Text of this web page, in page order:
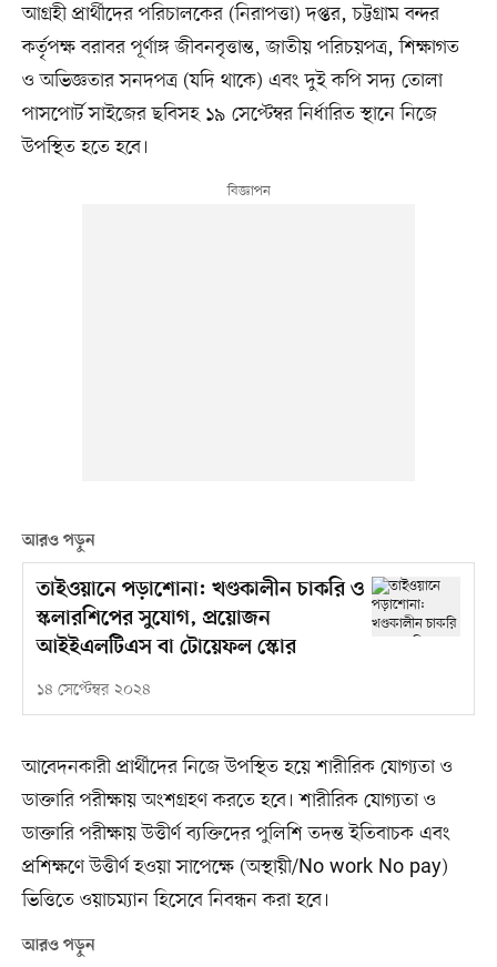
আগ্রহী প্রার্থীদের পরিচালকের (নিরাপত্তা) দপ্তর, চট্টগ্রাম বন্দর
কর্তৃপক্ষ বরাবর পূর্ণাঙ্গ জীবনবৃত্তান্ত, জাতীয় পরিচয়পত্র, শিক্ষাগত
ও অভিজ্ঞতার সনদপত্র (যদি থাকে) এবং দুই কপি সদ্য তোলা
পাসপোর্ট সাইজের ছবিসহ ১৯ সেপ্টেম্বর নির্ধারিত স্থানে নিজে
উপস্থিত হতে হবে।
আরও পড়ুন
তাইওয়ানে পড়াশোনা: খণ্ডকালীন চাকরি ও
স্কলারশিপের সুযোগ, প্রয়োজন
আইইএলটিএস বা টোয়েফল স্কোর
১৪ সেপ্টেম্বর ২০২৪
আবেদনকারী প্রার্থীদের নিজে উপস্থিত হয়ে শারীরিক যোগ্যতা ও
ডাক্তারি পরীক্ষায় অংশগ্রহণ করতে হবে। শারীরিক যোগ্যতা ও
ডাক্তারি পরীক্ষায় উত্তীর্ণ ব্যক্তিদের পুলিশি তদন্ত ইতিবাচক এবং
প্রশিক্ষণে উত্তীর্ণ হওয়া সাপেক্ষে (অস্থায়ী/No work No pay)
ভিত্তিতে ওয়াচম্যান হিসেবে নিবন্ধন করা হবে।
আরও পড়ুন